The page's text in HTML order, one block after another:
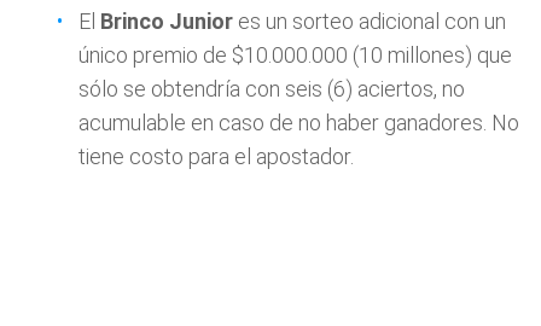
El Brinco Junior es un sorteo adicional con un
único premio de $10.000.000 (10 millones) que
sólo se obtendría con seis (6) aciertos, no
acumulable en caso de no haber ganadores. No
tiene costo para el apostador.